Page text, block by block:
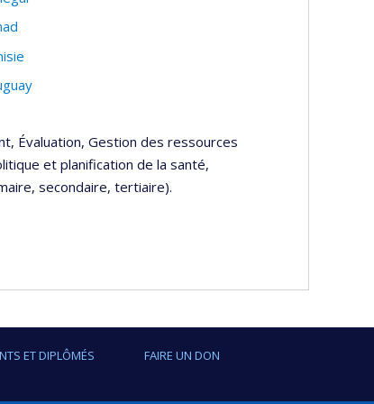
Évaluation, Gestion des ressources
et planification de la santé,
secondaire, tertiaire).
ET DIPLÔMÉS FAIRE UN DON